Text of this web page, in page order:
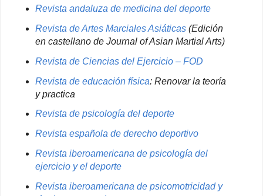
Revista andaluza de medicina del deporte
Revista de Artes Marciales Asiáticas (Edición
en castellano de Journal of Asian Martial Arts)
Revista de Ciencias del Ejercicio – FOD
Revista de educación física: Renovar la teoría
y practica
Revista de psicología del deporte
Revista española de derecho deportivo
Revista iberoamericana de psicología del
ejercicio y el deporte
Revista iberoamericana de psicomotricidad y